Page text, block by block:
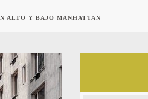
ALTO Y BAJO MANHATTAN